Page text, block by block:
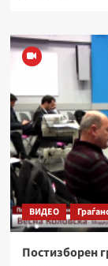
ВИДЕО
Постизборен